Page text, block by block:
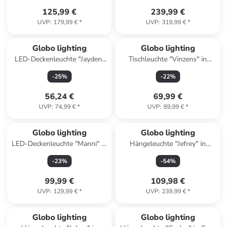
125,99 €
UVP: 179,99 €*
239,99 €
UVP: 319,99 €*
Globo lighting
LED-Deckenleuchte "Jayden"
in Hellbraun - (B)44 x (H)5,2 x
(T)29 cm
-25%
56,24 €
UVP: 74,99 €*
Globo lighting
Tischleuchte "Vinzens" in
Hellbraun - (L)30 x (B)25,5 cm
-22%
69,99 €
UVP: 89,99 €*
Globo lighting
LED-Deckenleuchte "Manni" in
Schwarz - Ø 48,5 cm
-23%
99,99 €
UVP: 129,99 €*
Globo lighting
Hängeleuchte "Jefrey" in
Schwarz/ Grau - (H)120 x Ø
47 cm
-54%
109,98 €
UVP: 239,99 €*
Globo lighting Globo lighting